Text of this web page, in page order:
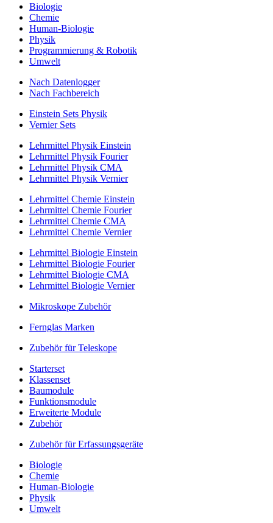
Biologie
Chemie
Human-Biologie
Physik
Programmierung & Robotik
Umwelt
Nach Datenlogger
Nach Fachbereich
Einstein Sets Physik
Vernier Sets
Lehrmittel Physik Einstein
Lehrmittel Physik Fourier
Lehrmittel Physik CMA
Lehrmittel Physik Vernier
Lehrmittel Chemie Einstein
Lehrmittel Chemie Fourier
Lehrmittel Chemie CMA
Lehrmittel Chemie Vernier
Lehrmittel Biologie Einstein
Lehrmittel Biologie Fourier
Lehrmittel Biologie CMA
Lehrmittel Biologie Vernier
Mikroskope Zubehör
Fernglas Marken
Zubehör für Teleskope
Starterset
Klassenset
Baumodule
Funktionsmodule
Erweiterte Module
Zubehör
Zubehör für Erfassungsgeräte
Biologie
Chemie
Human-Biologie
Physik
Umwelt